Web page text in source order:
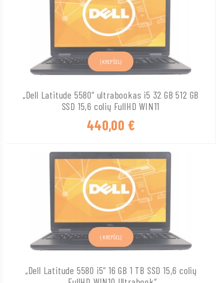
„Dell Latitude 5580“ ultrabookas i5 32 GB 512 GB
SSD 15,6 colių FullHD WIN11
440,00 €
Į KREPŠELĮ
„Dell Latitude 5580 i5“ 16 GB 1 TB SSD 15,6 colių
Į KREPŠELĮ